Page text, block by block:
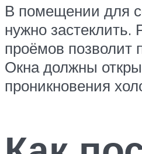
В помещении для
нужно
проёмов позволит
Окна должны
проникновения